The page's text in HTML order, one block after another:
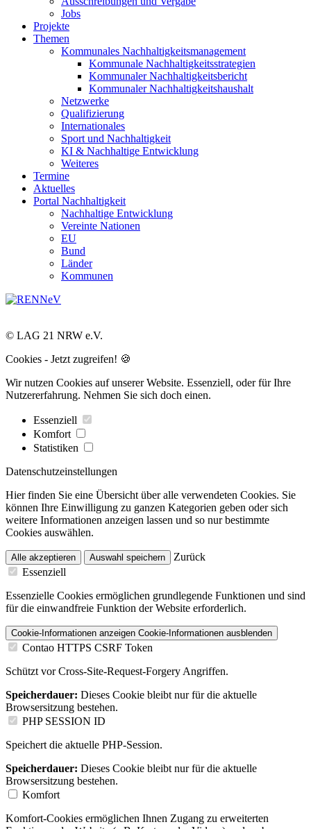
Jobs
Projekte
Themen
Kommunales Nachhaltigkeitsmanagement
Kommunale Nachhaltigkeitsstrategien
Kommunaler Nachhaltigkeitsbericht
Kommunaler Nachhaltigkeitshaushalt
Netzwerke
Qualifizierung
Internationales
Sport und Nachhaltigkeit
KI & Nachhaltige Entwicklung
Weiteres
Termine
Aktuelles
Portal Nachhaltigkeit
Nachhaltige Entwicklung
Vereinte Nationen
EU
Bund
Länder
Kommunen
© LAG 21 NRW e.V.
Cookies - Jetzt zugreifen! 🍪
Wir nutzen Cookies auf unserer Website. Essenziell, oder für Ihre
Nutzererfahrung. Nehmen Sie sich doch einen.
Essenziell
Komfort
Statistiken
Datenschutzeinstellungen
Hier finden Sie eine Übersicht über alle verwendeten Cookies. Sie
können Ihre Einwilligung zu ganzen Kategorien geben oder sich
weitere Informationen anzeigen lassen und so nur bestimmte
Cookies auswählen.
Alle akzeptieren Auswahl speichern
Zurück
Essenziell
Essenzielle Cookies ermöglichen grundlegende Funktionen und sind
für die einwandfreie Funktion der Website erforderlich.
Cookie-Informationen anzeigen Cookie-Informationen ausblenden
Contao HTTPS CSRF Token
Schützt vor Cross-Site-Request-Forgery Angriffen.
Speicherdauer: Dieses Cookie bleibt nur für die aktuelle
Browsersitzung bestehen.
PHP SESSION ID
Speichert die aktuelle PHP-Session.
Speicherdauer: Dieses Cookie bleibt nur für die aktuelle
Browsersitzung bestehen.
Komfort
Komfort-Cookies ermöglichen Ihnen Zugang zu erweiterten